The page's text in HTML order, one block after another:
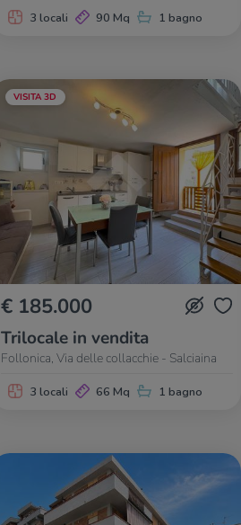
3 locali 90 Mq 1 bagno
VISITA 3D
€ 185.000
Trilocale in vendita
Follonica, Via delle collacchie - Salciaina
3 locali 66 Mq 1 bagno